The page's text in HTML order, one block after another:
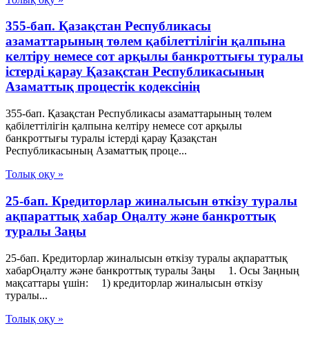
355-бап. Қазақстан Республикасы
азаматтарының төлем қабілеттілігін қалпына
келтіру немесе сот арқылы банкроттығы туралы
істерді қарау Қазақстан Республикасының
Азаматтық процестік кодексінің
355-бап. Қазақстан Республикасы азаматтарының төлем
қабілеттілігін қалпына келтіру немесе сот арқылы
банкроттығы туралы істерді қарау Қазақстан
Республикасының Азаматтық проце...
Толық оқу »
25-бап. Кредиторлар жиналысын өткізу туралы
ақпараттық хабар Оңалту және банкроттық
туралы Заңы
25-бап. Кредиторлар жиналысын өткізу туралы ақпараттық
хабарОңалту және банкроттық туралы Заңы 1. Осы Заңның
мақсаттары үшін: 1) кредиторлар жиналысын өткізу
туралы...
Толық оқу »